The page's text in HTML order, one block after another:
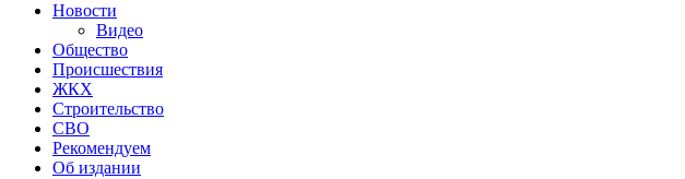
Новости
Видео
Общество
Происшествия
ЖКХ
Строительство
СВО
Рекомендуем
Об издании